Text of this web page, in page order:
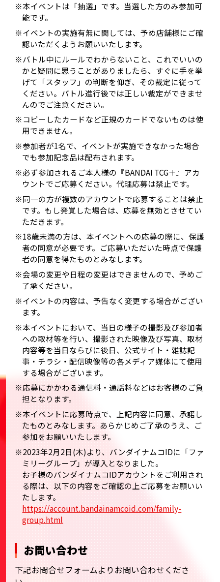
※本イベントは「抽選」です。当選した方のみ参加可
能です。
※イベントの実施有無に関しては、予め店舗様にご確
認いただくようお願いいたします。
※バトル中にルールでわからないこと、これでいいの
かと疑問に思うことがありましたら、すぐに手を挙
げて「スタッフ」の判断を仰ぎ、その裁定に従って
ください。バトル進行後では正しい裁定ができませ
んのでご注意ください。
※コピーしたカードなど正規のカードでないものは使
用できません。
※参加者が1名で、イベントが実施できなかった場合
でも参加記念品は配布されます。
※必ず参加されるご本人様の『BANDAI TCG＋』アカ
ウントでご応募ください。代理応募は禁止です。
※同一の方が複数のアカウントで応募することは禁止
です。もし発覚した場合は、応募を無効とさせてい
ただきます。
※18歳未満の方は、本イベントへの応募の際に、保護
者の同意が必要です。ご応募いただいた時点で保護
者の同意を得たものとみなします。
※会場の変更や日程の変更はできませんので、予めご
了承ください。
※イベントの内容は、予告なく変更する場合がござい
ます。
※本イベントにおいて、当日の様子の撮影及び参加者
への取材等を行い、撮影された映像及び写真、取材
内容等を当日ならびに後日、公式サイト・雑誌記
事・チラシ・配信映像等の各メディア媒体にて使用
する場合がございます。
※応募にかかわる通信料・通話料などはお客様のご負
担となります。
※本イベントに応募時点で、上記内容に同意、承諾し
たものとみなします。あらかじめご了承のうえ、ご
参加をお願いいたします。
※2023年2月2日(木)より、バンダイナムコIDに「ファ
ミリーグループ」が導入となりました。
お子様のバンダイナムコIDアカウントをご利用され
る際は、以下の内容をご確認の上ご応募をお願いい
たします。
https://account.bandainamcoid.com/family-
group.html
お問い合わせ
下記お問合せフォームよりお問い合わせくださ